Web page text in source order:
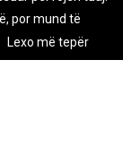
themeluar në vitin
por mund të
Lexo më tepër